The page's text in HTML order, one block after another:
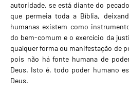
autoridade, se está diante do
que permeia toda a Bíblia,
humanas existem como
do bem-comum e o exercício da
qualquer forma ou manifestação de
pois não há fonte humana de
Deus. Isto é, todo poder humano
Deus.